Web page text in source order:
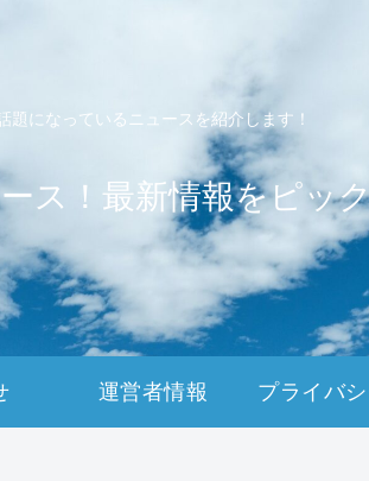
題になっているニュースを紹介します！
ス！最新情報をピッ
運営者情報